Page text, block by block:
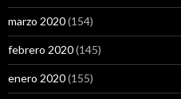
marzo 2020(154)
febrero 2020(145)
enero 2020(155)